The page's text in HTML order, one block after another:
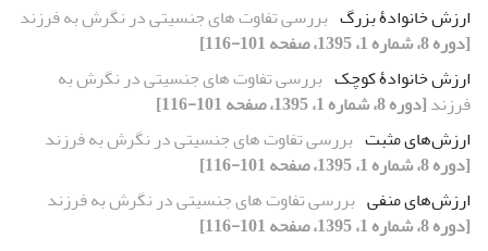
ارزش خانوادۀ بزرگ بررسی تفاوت های جنسیتی در نگرش به فرزند
[دوره 8، شماره 1، 1395، صفحه 101-116]
ارزش خانوادۀ کوچک بررسی تفاوت های جنسیتی در نگرش به
فرزند[دوره 8، شماره 1، 1395، صفحه 101-116]
ارزش‌های مثبت بررسی تفاوت های جنسیتی در نگرش به فرزند
[دوره 8، شماره 1، 1395، صفحه 101-116]
ارزش‌های منفی بررسی تفاوت های جنسیتی در نگرش به فرزند
[دوره 8، شماره 1، 1395، صفحه 101-116]